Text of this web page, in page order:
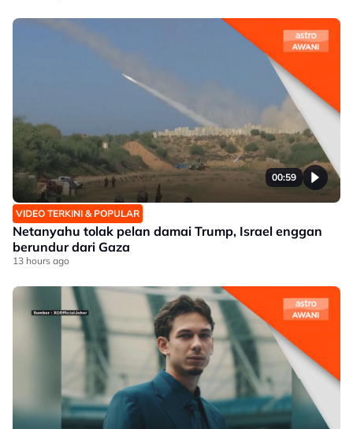
00:59
VIDEO TERKINI & POPULAR
Netanyahu tolak pelan damai Trump, Israel enggan
berundur dari Gaza
13 hours ago